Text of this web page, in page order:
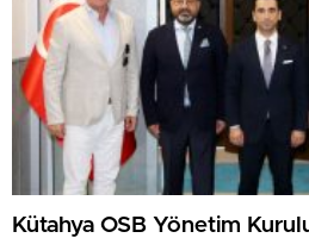
Kütahya OSB Yönetim